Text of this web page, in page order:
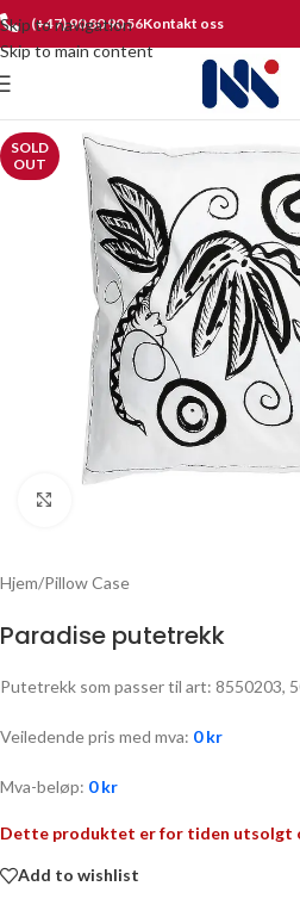
Skip to navigation
Skip to main content
(+47) 90 80 90 56Kontakt oss
SOLD
OUT
Hjem/Pillow Case
Paradise putetrekk
Putetrekk som passer til art: 8550203,
Veiledende pris med mva: 0kr
Mva-beløp: 0kr
Dette produktet er for tiden utsolgt
Add to wishlist